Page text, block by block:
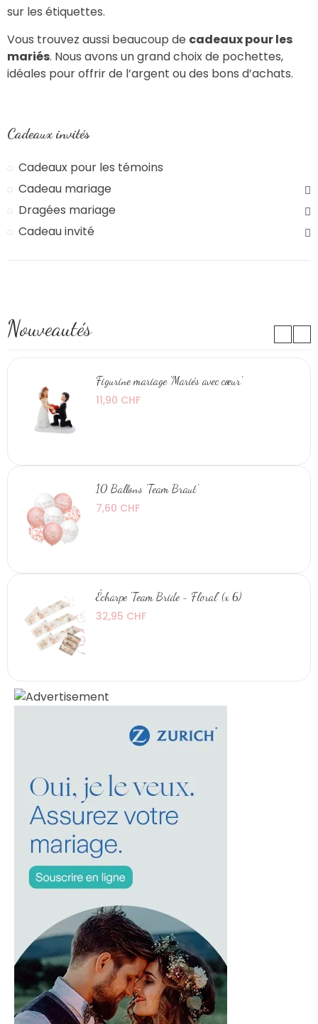
sur les étiquettes.
Vous trouvez aussi beaucoup de cadeaux pour les
mariés. Nous avons un grand choix de pochettes,
idéales pour offrir de l’argent ou des bons d’achats.
Cadeaux invités
Cadeaux pour les témoins
Cadeau mariage
Dragées mariage
Cadeau invité
Nouveautés
Figurine mariage 'Mariés avec cœur'
11,90 CHF
10 Ballons 'Team Braut'
7,60 CHF
Écharpe 'Team Bride - Floral' (x 6)
32,95 CHF